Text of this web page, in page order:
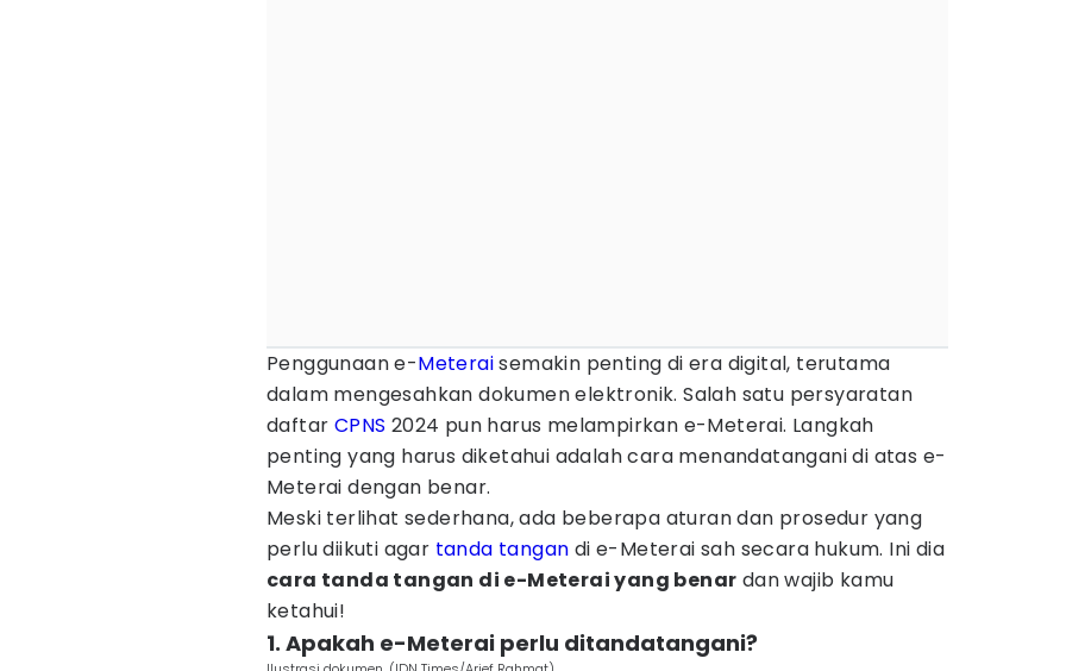
Penggunaan e-Meteraisemakin penting di era digital, terutama
dalam mengesahkan dokumen elektronik. Salah satu persyaratan
daftar CPNS 2024 pun harus melampirkan e-Meterai. Langkah
penting yang harus diketahui adalah cara menandatangani di atas e-
Meterai dengan benar.
Meski terlihat sederhana, ada beberapa aturan dan prosedur yang
perlu diikuti agar tanda tangan di e-Meterai sah secara hukum. Ini dia
cara tanda tangan di e-Meterai yang benar dan wajib kamu
ketahui!
1. Apakah e-Meterai perlu ditandatangani?